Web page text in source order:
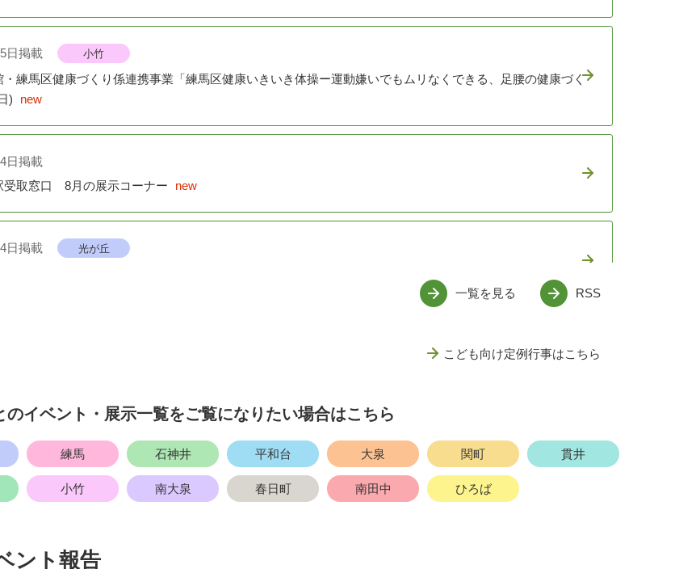
外国語図書新着案内
日掲載 全館共通
ブックが分類で検索できるようになりました
RSS
一覧を見る
日掲載 小竹
・練馬区健康づくり係連携事業「練馬区健康いきいき体操ー運動嫌いでもムリなくできる、足腰の健康づく
)
new
日掲載
受取窓口 8月の展示コーナー
new
日掲載 光が丘
日掲載 平和台 大泉 貫井 稲荷山
区在宅療養講演会（後日上映会）
こども向け定例行事はこちら
のイベント・展示一覧をご覧になりたい場合はこちら
練馬 石神井 平和台 大泉 関町 貫井
小竹 南大泉 春日町 南田中 ひろば
ント報告